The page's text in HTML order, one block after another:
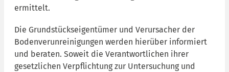
ermittelt.
Die Grundstückseigentümer und Verursacher der
Bodenverunreinigungen werden hierüber informiert
und beraten. Soweit die Verantwortlichen ihrer
gesetzlichen Verpflichtung zur Untersuchung und